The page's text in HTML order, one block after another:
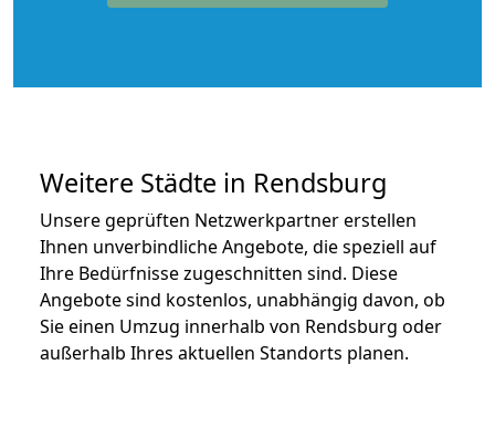
Weitere Städte in Rendsburg
Unsere geprüften Netzwerkpartner erstellen
Ihnen unverbindliche Angebote, die speziell auf
Ihre Bedürfnisse zugeschnitten sind. Diese
Angebote sind kostenlos, unabhängig davon, ob
Sie einen Umzug innerhalb von Rendsburg oder
außerhalb Ihres aktuellen Standorts planen.